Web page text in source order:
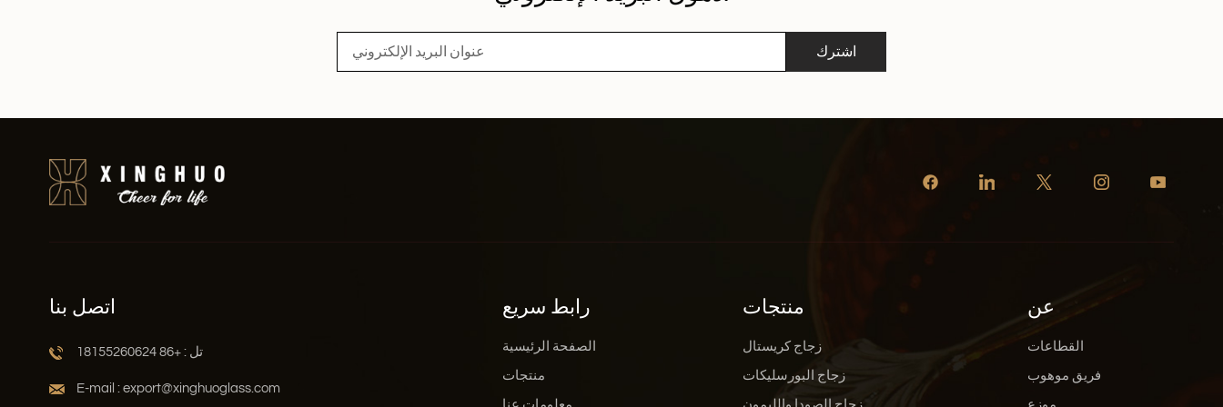
اشترك
اتصل بنا
تل : +86 18155260624
E-mail : export@xinghuoglass.com
رابط سريع
الصفحة الرئيسية
منتجات
منتجات
زجاج كريستال
زجاج البورسليكات
عن
القطاعات
فريق موهوب